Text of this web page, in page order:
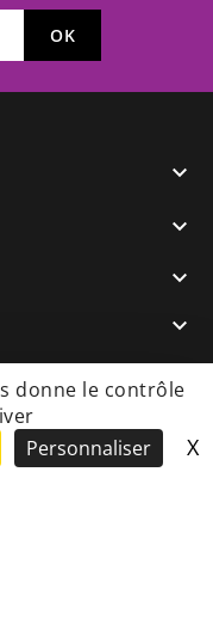
donne le contrôle
Personnaliser X





PiscineWebStore cp